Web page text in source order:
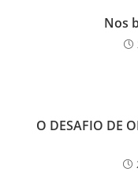
Nos
O DESAFIO DE